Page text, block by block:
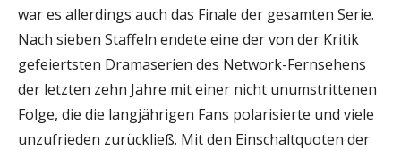
war es allerdings auch das Finale der gesamten Serie.
Nach sieben Staffeln endete eine der von der Kritik
gefeiertsten Dramaserien des Network-Fernsehens
der letzten zehn Jahre mit einer nicht unumstrittenen
Folge, die die langjährigen Fans polarisierte und viele
unzufrieden zurückließ. Mit den Einschaltquoten der